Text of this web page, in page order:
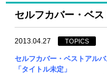
セルフカバー・ベス
2013.04.27 TOPICS
セルフカバー・ベストアル
「タイトル未定」